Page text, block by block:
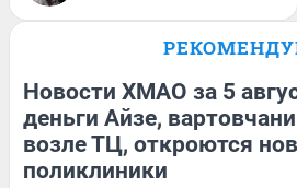
Новости ХМАО за 5
деньги Айзе,
возле ТЦ, откроются
поликлиники